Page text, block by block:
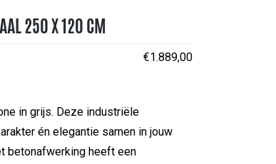
250 X 120 CM
€1.889,00
in grijs. Deze industriële
én elegantie samen in jouw
betonafwerking heeft een